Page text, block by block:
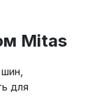
Mitas
для